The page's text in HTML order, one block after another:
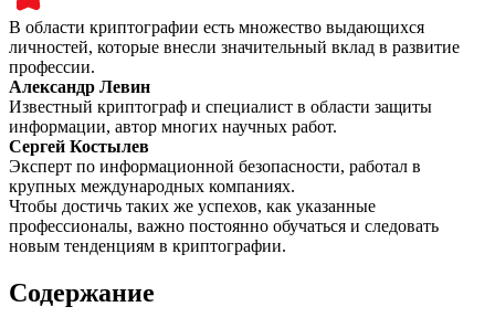
В области криптографии есть множество выдающихся
личностей, которые внесли значительный вклад в развитие
профессии.
Александр Левин
Известный криптограф и специалист в области защиты
информации, автор многих научных работ.
Сергей Костылев
Эксперт по информационной безопасности, работал в
крупных международных компаниях.
Чтобы достичь таких же успехов, как указанные
профессионалы, важно постоянно обучаться и следовать
новым тенденциям в криптографии.
Содержание